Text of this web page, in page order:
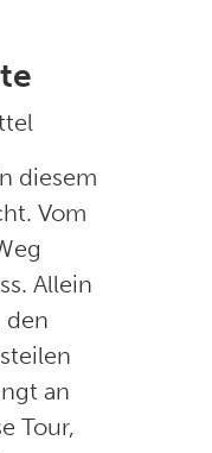
diesem
Vom
Allein
den
an
Tour,